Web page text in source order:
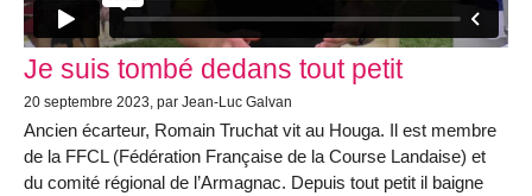
Je suis tombé dedans tout petit
20 septembre 2023, par Jean-Luc Galvan
Ancien écarteur, Romain Truchat vit au Houga. Il est membre
de la FFCL (Fédération Française de la Course Landaise) et
du comité régional de l’Armagnac. Depuis tout petit il baigne